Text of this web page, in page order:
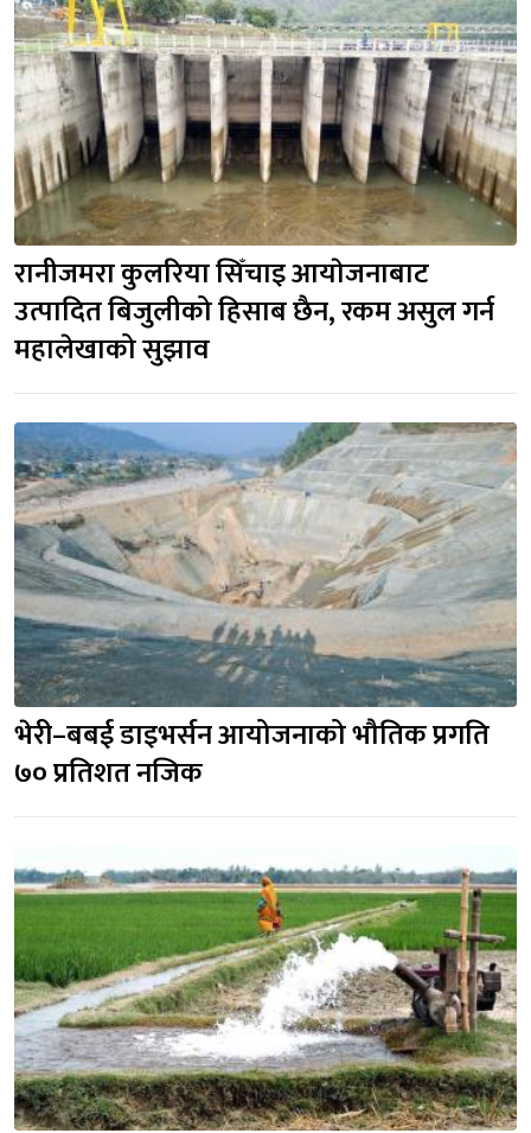
रानीजमरा कुलरिया सिँचाइ आयाेजनाबाट
उत्पादित बिजुलीको हिसाब छैन, रकम असुल गर्न
महालेखाको सुझाव
भेरी–बबई डाइभर्सन आयोजनाको भौतिक प्रगति
७० प्रतिशत नजिक